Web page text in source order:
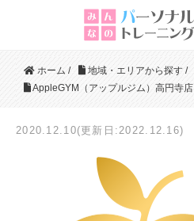
ホーム / 地域・エリアから探す /
AppleGYM（アップルジム）高円寺店
2020.12.10(更新日:2022.12.16)